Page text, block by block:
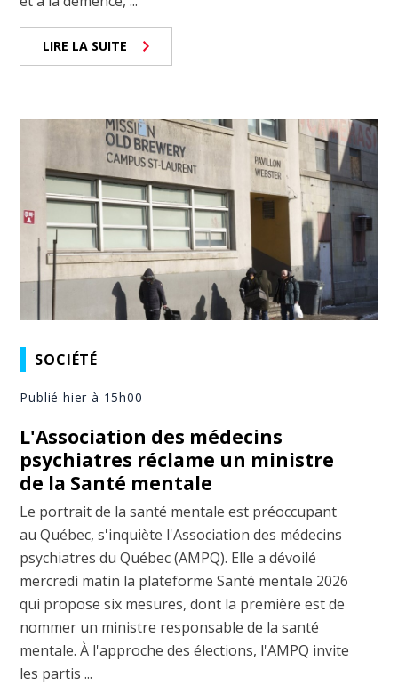
LIRE LA SUITE
SOCIÉTÉ
Publié hier à 15h00
L'Association des médecins
psychiatres réclame un ministre
de la Santé mentale
Le portrait de la santé mentale est préoccupant
au Québec, s'inquiète l'Association des médecins
psychiatres du Québec (AMPQ). Elle a dévoilé
mercredi matin la plateforme Santé mentale 2026
qui propose six mesures, dont la première est de
nommer un ministre responsable de la santé
mentale. À l'approche des élections, l'AMPQ invite
les partis ...